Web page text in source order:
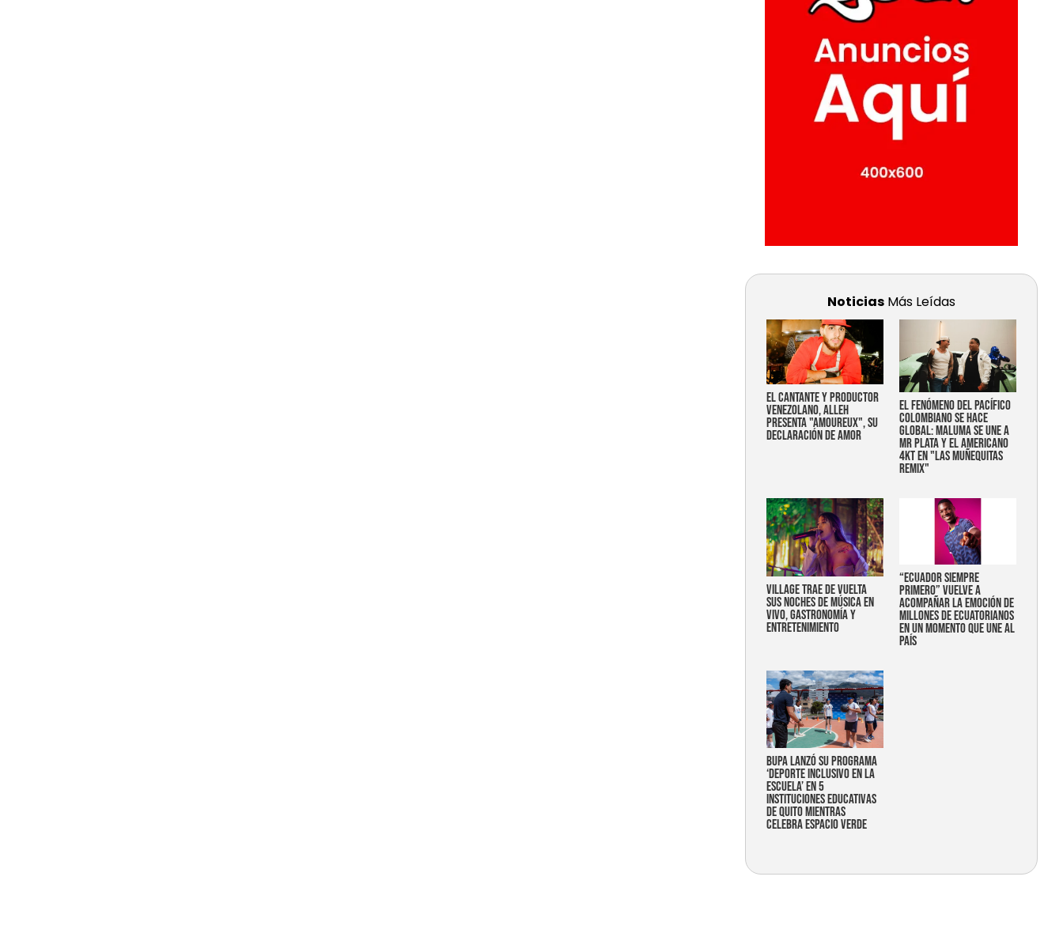
Noticias Más Leídas
EL CANTANTE Y PRODUCTOR
VENEZOLANO, ALLEH
PRESENTA "AMOUREUX", SU
DECLARACIÓN DE AMOR
EL FENÓMENO DEL PACÍFICO
COLOMBIANO SE HACE
GLOBAL: MALUMA SE UNE A
MR PLATA Y EL AMERICANO
4KT EN "LAS MUÑEQUITAS
REMIX"
Village trae de vuelta
sus noches de música en
vivo, gastronomía y
entretenimiento
“Ecuador siempre
primero” vuelve a
acompañar la emoción de
millones de ecuatorianos
en un momento que une al
país
Bupa lanzó su programa
‘Deporte Inclusivo en la
Escuela’ en 5
instituciones educativas
de Quito mientras
celebra espacio verde